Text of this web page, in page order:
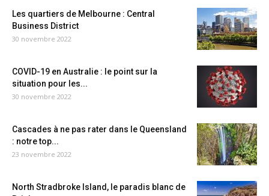
Les quartiers de Melbourne : Central
Business District
30 novembre 2022
COVID-19 en Australie : le point sur la
situation pour les...
30 novembre 2022
Cascades à ne pas rater dans le Queensland
: notre top...
23 novembre 2022
North Stradbroke Island, le paradis blanc de